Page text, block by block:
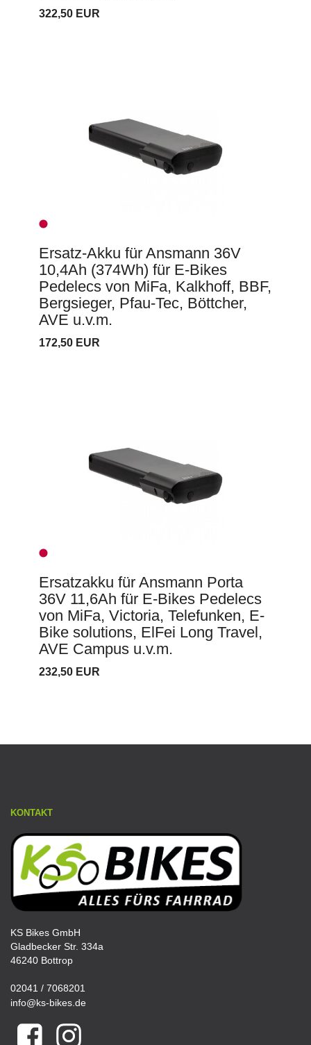
322,50 EUR
Ersatz-Akku für Ansmann 36V
10,4Ah (374Wh) für E-Bikes
Pedelecs von MiFa, Kalkhoff, BBF,
Bergsieger, Pfau-Tec, Böttcher,
AVE u.v.m.
172,50 EUR
Ersatzakku für Ansmann Porta
36V 11,6Ah für E-Bikes Pedelecs
von MiFa, Victoria, Telefunken, E-
Bike solutions, ElFei Long Travel,
AVE Campus u.v.m.
232,50 EUR
KONTAKT
KS Bikes GmbH
Gladbecker Str. 334a
46240 Bottrop
02041 / 7068201
info@ks-bikes.de